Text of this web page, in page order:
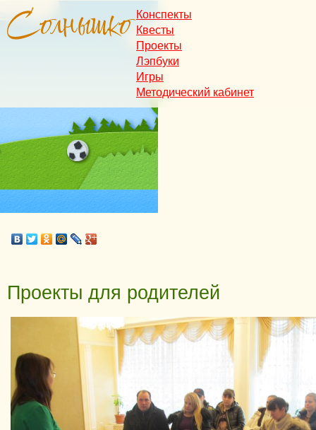
Конспекты
Квесты
Проекты
Лэпбуки
Игры
Методический кабинет
Проекты для родителей